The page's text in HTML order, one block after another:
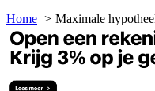
Home
Maximale